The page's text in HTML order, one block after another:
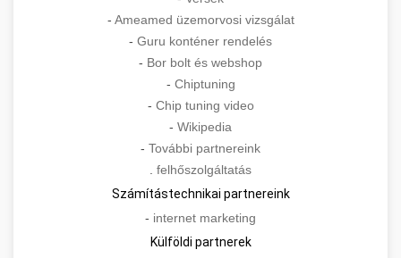
- Ameamed üzemorvosi vizsgálat
- Guru konténer rendelés
- Bor bolt és webshop
- Chiptuning
- Chip tuning video
- Wikipedia
- További partnereink
. felhőszolgáltatás
Számítástechnikai partnereink
- internet marketing
Külföldi partnerek